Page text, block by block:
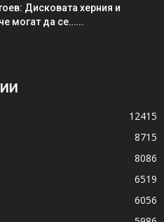
Дисковата херния и
могат да се…...
12415
8715
8086
6519
6056